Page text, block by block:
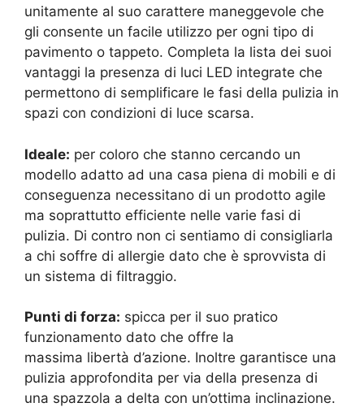
unitamente al suo carattere maneggevole che
gli consente un facile utilizzo per ogni tipo di
pavimento o tappeto. Completa la lista dei suoi
vantaggi la presenza di luci LED integrate che
permettono di semplificare le fasi della pulizia in
spazi con condizioni di luce scarsa.
Ideale: per coloro che stanno cercando un
modello adatto ad una casa piena di mobili e di
conseguenza necessitano di un prodotto agile
ma soprattutto efficiente nelle varie fasi di
pulizia. Di contro non ci sentiamo di consigliarla
a chi soffre di allergie dato che è sprovvista di
un sistema di filtraggio.
Punti di forza: spicca per il suo pratico
funzionamento dato che offre la
massima libertà d’azione. Inoltre garantisce una
pulizia approfondita per via della presenza di
una spazzola a delta con un’ottima inclinazione.